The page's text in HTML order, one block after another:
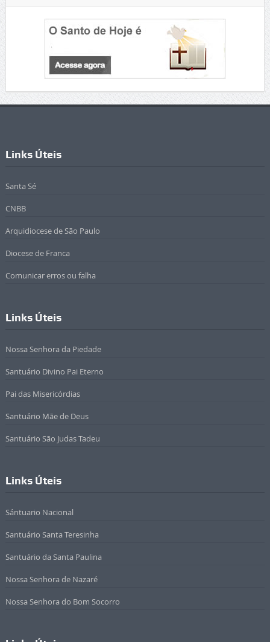
Links Úteis
Santa Sé
CNBB
Arquidiocese de São Paulo
Diocese de Franca
Comunicar erros ou falha
Links Úteis
Nossa Senhora da Piedade
Santuário Divino Pai Eterno
Pai das Misericórdias
Santuário Mãe de Deus
Santuário São Judas Tadeu
Links Úteis
Sántuario Nacional
Santuário Santa Teresinha
Santuário da Santa Paulina
Nossa Senhora de Nazaré
Nossa Senhora do Bom Socorro